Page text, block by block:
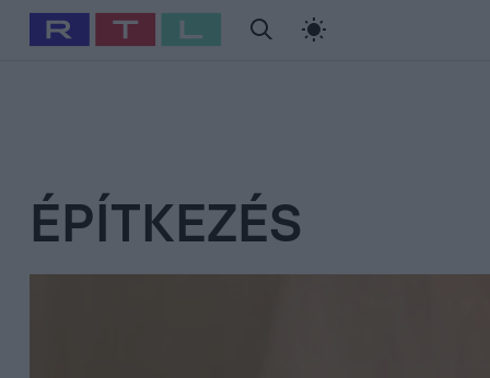
Babits Marcella Szellő István Most Wanted
ÉPÍTKEZÉS